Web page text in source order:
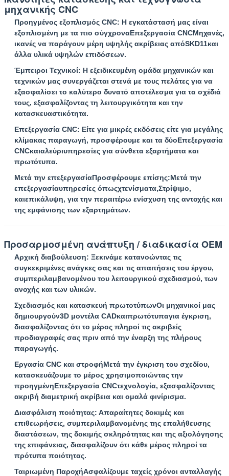
Αφήστε ένα μήνυμα
We bellen je snel terug!
υποβολή
μηχανικής CNC
Προηγμένος εξοπλισμός CNC: Η εγκατάστασή μας είναι
εξοπλισμένη με τα πιο σύγχροναΕπεξεργασία CNCΜηχανές,
ικανές να παράγουν μέρη υψηλής ακρίβειας απόSKD11και
άλλα υλικά υψηλών επιδόσεων.
Έμπειροι Τεχνικοί: Η εξειδικευμένη ομάδα μηχανικών και
τεχνικών μας συνεργάζεται στενά με τους πελάτες για να
εξασφαλίσει το καλύτερο δυνατό αποτέλεσμα για τα σχέδιά
τους, εξασφαλίζοντας τη λειτουργικότητα και την
κατασκευαστικότητα.
Επεξεργασία CNC: Είτε για μικρές εκδόσεις είτε για μεγάλης
κλίμακας παραγωγή, προσφέρουμε και τα δύοΕπεξεργασία
CNCκαιαλεύριυπηρεσίες για σύνθετα εξαρτήματα και
πρωτότυπα.
Μετά την επεξεργασίαΠροσφέρουμε επίσης:Μετά την
επεξεργασίαυπηρεσίες όπωςχτενίσματα,Στρίψιμο,
καιεπικάλυψη, για την περαιτέρω ενίσχυση της αντοχής και
της εμφάνισης των εξαρτημάτων.
Προσαρμοσμένη ανάπτυξη / διαδικασία OEM
Αρχική διαβούλευση: Ξεκινάμε κατανοώντας τις
συγκεκριμένες ανάγκες σας και τις απαιτήσεις του έργου,
συμπεριλαμβανομένου του λειτουργικού σχεδιασμού, των
ανοχής και των υλικών.
Σχεδιασμός και κατασκευή πρωτοτύπωνΟι μηχανικοί μας
δημιουργούν3D μοντέλα CADκαιπρωτότυπαγια έγκριση,
διασφαλίζοντας ότι το μέρος πληροί τις ακριβείς
προδιαγραφές σας πριν από την έναρξη της πλήρους
παραγωγής.
Εργασία CNC και στροφήΜετά την έγκριση του σχεδίου,
κατασκευάζουμε το μέρος χρησιμοποιώντας την
προηγμένηΕπεξεργασία CNCτεχνολογία, εξασφαλίζοντας
ακριβή διαμετρική ακρίβεια και ομαλά φινίρισμα.
Διασφάλιση ποιότητας: Απαραίτητες δοκιμές και
επιθεωρήσεις, συμπεριλαμβανομένης της επαλήθευσης
διαστάσεων, της δοκιμής σκληρότητας και της αξιολόγησης
της επιφάνειας, διασφαλίζουν ότι κάθε μέρος πληροί τα
πρότυπα ποιότητας.
Ταιριωμένη ΠαροχήΑσφαλίζουμε ταχείς χρόνοι ανταλλαγής